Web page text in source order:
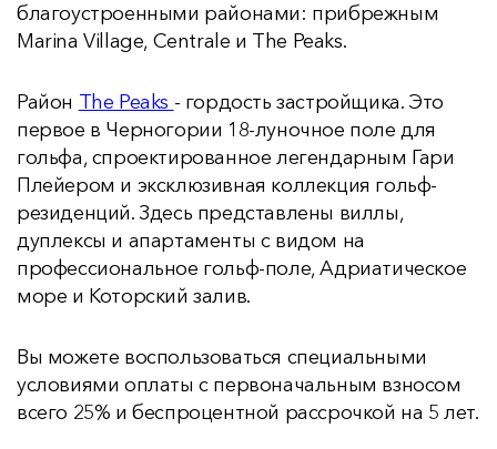
благоустроенными районами: прибрежным
Marina Village, Centrale и The Peaks.
Район The Peaks - гордость застройщика. Это
первое в Черногории 18-луночное поле для
гольфа, спроектированное легендарным Гари
Плейером и эксклюзивная коллекция гольф-
резиденций. Здесь представлены виллы,
дуплексы и апартаменты с видом на
профессиональное гольф-поле, Адриатическое
море и Которский залив.
Вы можете воспользоваться специальными
условиями оплаты с первоначальным взносом
всего 25% и беспроцентной рассрочкой на 5 лет.